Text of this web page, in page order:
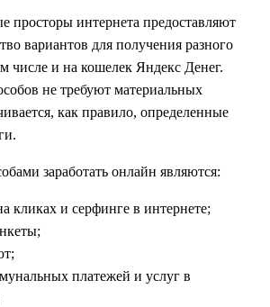
просторы интернета предоставляют
вариантов для получения разного
числе и на кошелек Яндекс Денег.
не требуют материальных
как правило, определенные
заработать онлайн являются:
кликах и серфинге в интернете;
платежей и услуг в